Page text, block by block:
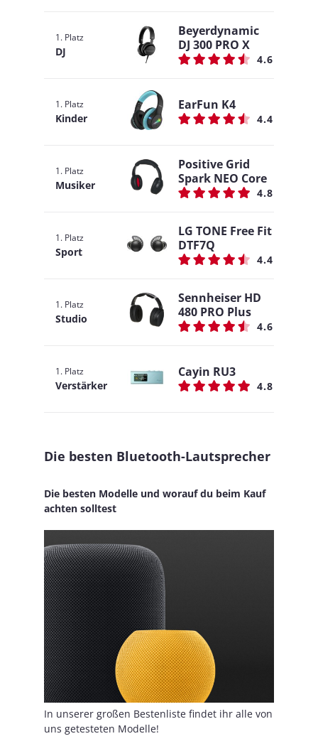
1. Platz
DJ
Beyerdynamic
DJ 300 PRO X
4.6
1. Platz
Kinder
EarFun K4
4.4
1. Platz
Musiker
Positive Grid
Spark NEO Core
4.8
1. Platz
Sport
LG TONE Free Fit
DTF7Q
4.4
1. Platz
Studio
Sennheiser HD
480 PRO Plus
4.6
1. Platz
Verstärker
Cayin RU3
4.8
Die besten Bluetooth-Lautsprecher
Die besten Modelle und worauf du beim Kauf
achten solltest
In unserer großen Bestenliste findet ihr alle von
uns getesteten Modelle!